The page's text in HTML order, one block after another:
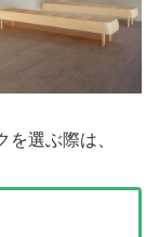
選ぶ際は、